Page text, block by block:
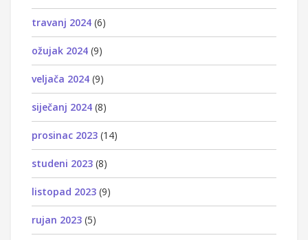
travanj 2024 (6)
ožujak 2024 (9)
veljača 2024 (9)
siječanj 2024 (8)
prosinac 2023 (14)
studeni 2023 (8)
listopad 2023 (9)
rujan 2023 (5)